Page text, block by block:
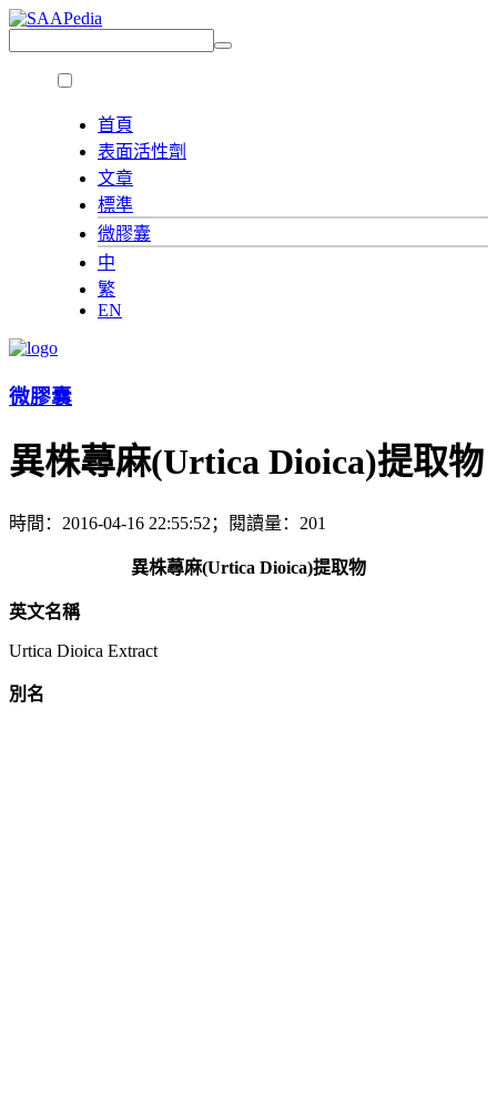
首頁
表面活性劑
文章
標準
微膠囊
中
繁
EN
微膠囊
異株蕁麻(Urtica Dioica)提取物
時間：2016-04-16 22:55:52；閱讀量：201
異株蕁麻(Urtica Dioica)提取物
英文名稱
Urtica Dioica Extract
別名